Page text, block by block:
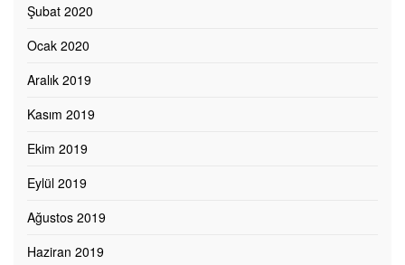
Şubat 2020
Ocak 2020
Aralık 2019
Kasım 2019
Ekim 2019
Eylül 2019
Ağustos 2019
Haziran 2019